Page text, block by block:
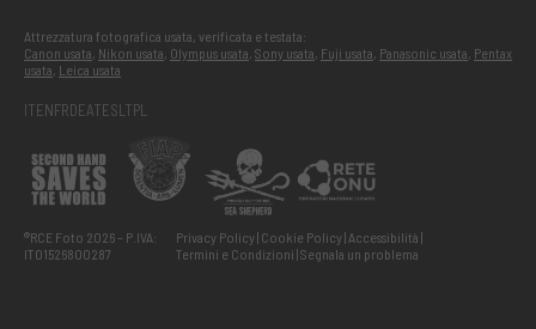
Attrezzatura fotografica usata, verificata e testata:
Canon usata, Nikon usata, Olympus usata, Sony usata, Fuji usata, Panasonic usata, Pentax
usata, Leica usata
ITENFRDEATESLTPL
®RCE Foto 2026 – P.IVA:
IT01526800287
Privacy Policy Cookie Policy Accessibilità
Termini e Condizioni Segnala un problema